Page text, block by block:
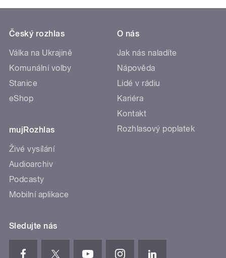
Český rozhlas
Válka na Ukrajině
Komunální volby
Stanice
eShop
mujRozhlas
Živé vysílání
Audioarchiv
Podcasty
Mobilní aplikace
O nás
Jak nás naladíte
Nápověda
Lidé v rádiu
Kariéra
Kontakt
Rozhlasový poplatek
Sledujte nás